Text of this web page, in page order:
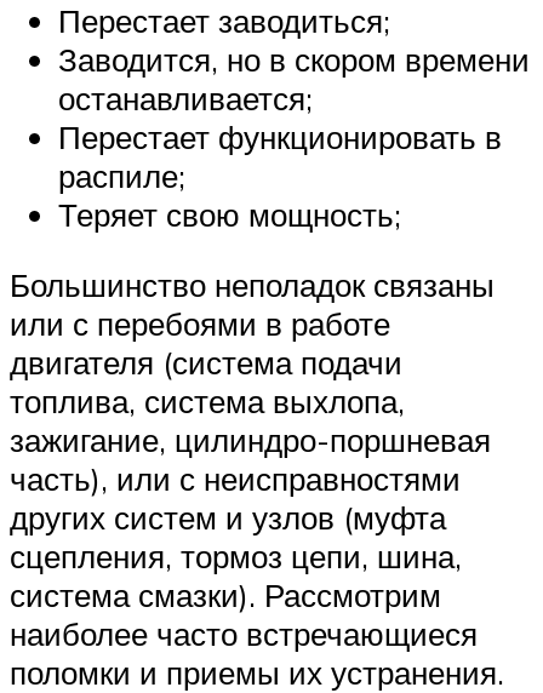
Перестает заводиться;
Заводится, но в скором времени
останавливается;
Перестает функционировать в
распиле;
Теряет свою мощность;
Большинство неполадок связаны
или с перебоями в работе
двигателя (система подачи
топлива, система выхлопа,
зажигание, цилиндро-поршневая
часть), или с неисправностями
других систем и узлов (муфта
сцепления, тормоз цепи, шина,
система смазки). Рассмотрим
наиболее часто встречающиеся
поломки и приемы их устранения.